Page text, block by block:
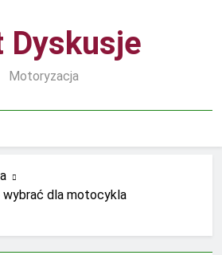
Dyskusje
Motoryzacja
dla motocykla